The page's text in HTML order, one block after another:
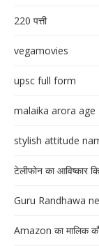
220 पत्ती
vegamovies
upsc full form
malaika arora age
stylish attitude
टेलीफोन का आविष्कार
Guru Randhawa
Amazon का मालिक